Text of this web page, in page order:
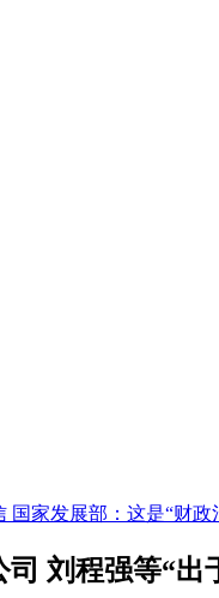
家发展部：这是“财政
刘程强等“出